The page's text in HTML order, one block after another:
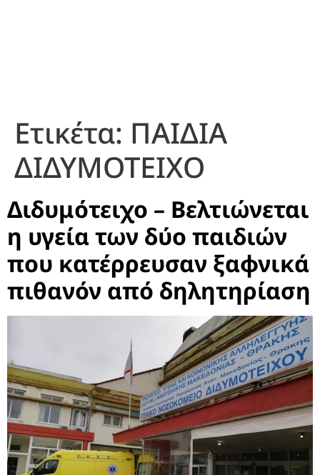
Ετικέτα: ΠΑΙΔΙΑ
ΔΙΔΥΜΟΤΕΙΧΟ
Διδυμότειχο – Βελτιώνεται
η υγεία των δύο παιδιών
που κατέρρευσαν ξαφνικά
πιθανόν από δηλητηρίαση